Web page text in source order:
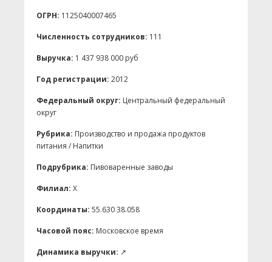
ОГРН: 1125040007465
Численность сотрудников: 111
Выручка: 1 437 938 000 руб
Год регистрации: 2012
Федеральный округ: Центральный федеральный
округ
Рубрика: Производство и продажа продуктов
питания / Напитки
Подрубрика: Пивоваренные заводы
Филиал: X
Координаты: 55.630 38.058
Часовой пояс: Московское время
Динамика выручки: ↗